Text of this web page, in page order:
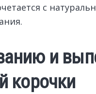
с
и
корочки